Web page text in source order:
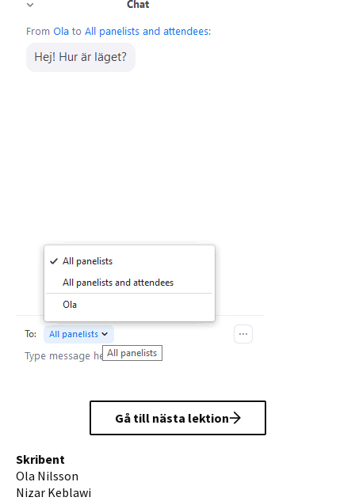
Skribent
Ola Nilsson
Nizar Keblawi
Gå till nästa lektion